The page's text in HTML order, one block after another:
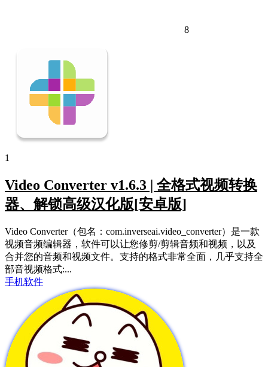
8
1
Video Converter v1.6.3 | 全格式视频转换
器、解锁高级汉化版[安卓版]
Video Converter（包名：com.inverseai.video_converter）是一款
视频音频编辑器，软件可以让您修剪/剪辑音频和视频，以及
合并您的音频和视频文件。支持的格式非常全面，几乎支持全
部音视频格式:...
手机软件